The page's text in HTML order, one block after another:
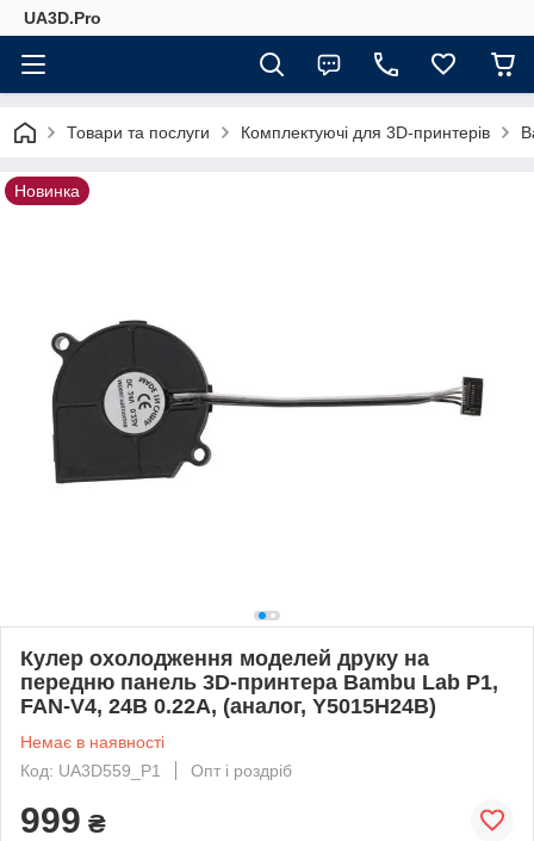
UA3D.Pro
Товари та послуги Комплектуючі для 3D-принтерів
Новинка
Кулер охолодження моделей друку на
передню панель 3D-принтера Bambu Lab P1,
FAN-V4, 24В 0.22A, (аналог, Y5015H24B)
Немає в наявності
Код: UA3D559_P1
Опт і роздріб
999 ₴